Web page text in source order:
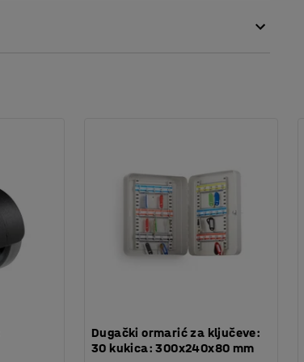
Dugački ormarić za ključeve:
30 kukica: 300x240x80 mm